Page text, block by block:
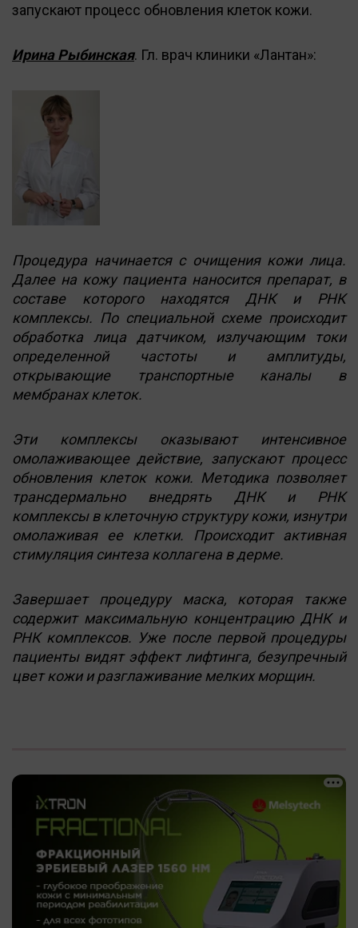
запускают процесс обновления клеток кожи.
Ирина Рыбинская. Гл. врач клиники «Лантан»:
Процедура начинается с очищения кожи лица.
Далее на кожу пациента наносится препарат, в
составе которого находятся ДНК и РНК
комплексы. По специальной схеме происходит
обработка лица датчиком, излучающим токи
определенной частоты и амплитуды,
открывающие транспортные каналы в
мембранах клеток.
Эти комплексы оказывают интенсивное
омолаживающее действие, запускают процесс
обновления клеток кожи. Методика позволяет
трансдермально внедрять ДНК и РНК
комплексы в клеточную структуру кожи, изнутри
омолаживая ее клетки. Происходит активная
стимуляция синтеза коллагена в дерме.
Завершает процедуру маска, которая также
содержит максимальную концентрацию ДНК и
РНК комплексов. Уже после первой процедуры
пациенты видят эффект лифтинга, безупречный
цвет кожи и разглаживание мелких морщин.